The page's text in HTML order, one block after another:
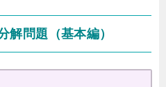
問題（基本編）